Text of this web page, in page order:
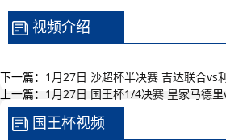
视频介绍
下一篇： 1月27日 沙超杯半决赛 吉达联合vs
上一篇： 1月27日 国王杯1/4决赛 皇家马德
国王杯视频